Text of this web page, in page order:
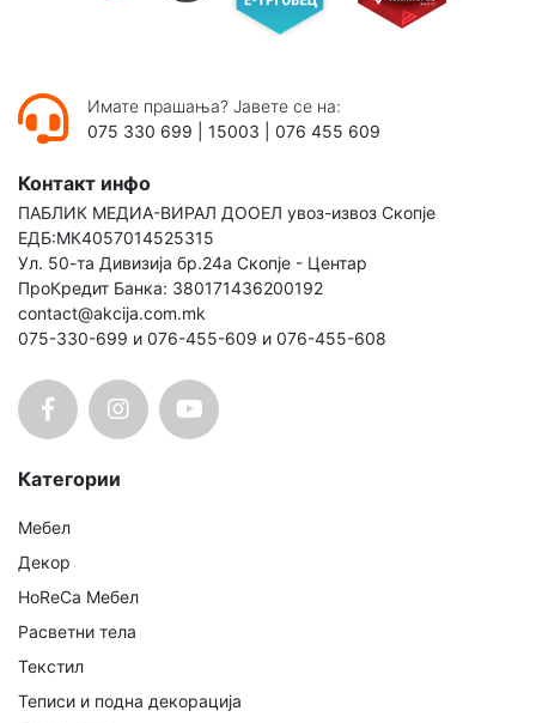
Имате прашања? Јавете се на:
075 330 699
15003 076 455 609
Контакт инфо
ПАБЛИК МЕДИА-ВИРАЛ ДООЕЛ увоз-извоз Скопје
ЕДБ:МК4057014525315
Ул. 50-та Дивизија бр.24а Скопје - Центар
ПроКредит Банка: 380171436200192
contact@akcija.com.mk
075-330-699 и 076-455-609 и 076-455-608
Категории
Мебел
Декор
HoReCa Мебел
Расветни тела
Текстил
Теписи и подна декорација